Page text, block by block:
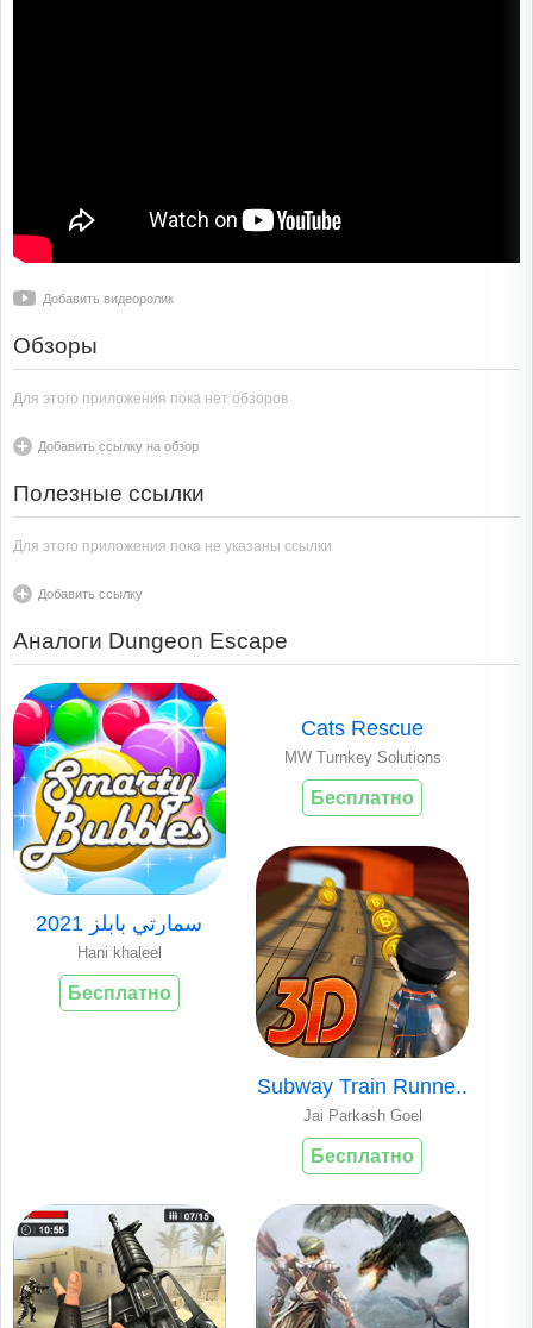
Добавить видеоролик
Обзоры
Для этого приложения пока нет обзоров
Добавить ссылку на обзор
Полезные ссылки
Для этого приложения пока не указаны ссылки
Добавить ссылку
Аналоги Dungeon Escape
سمارتي بابلز 2021
Hani khaleel
Бесплатно
MW Turnkey Solutions
Бесплатно
Subway Train Runne..
Jai Parkash Goel
Бесплатно